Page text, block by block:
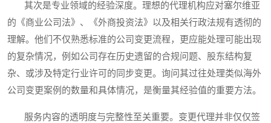
其次是专业领域的经验深度。理想的代理机构应对塞尔维亚
的《商业公司法》、《外商投资法》以及相关行政法规有透彻的
理解。他们不仅熟悉标准的公司变更流程，更应能处理可能出现
的复杂情况，例如公司存在历史遗留的合规问题、股东结构复
杂、或涉及特定行业许可的同步变更。询问其过往处理类似海外
公司变更案例的数量和具体情况，是衡量其经验值的重要方法。
服务内容的透明度与完整性至关重要。变更代理并非仅仅签